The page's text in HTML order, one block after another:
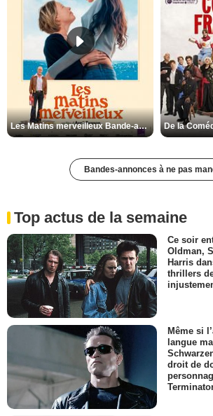
Les Matins merveilleux Bande-annonce VF
Bandes-annonces à ne pas
Top actus de la semaine
Ce soir
Oldman,
Harris
thrillers
Même si
langue
droit de